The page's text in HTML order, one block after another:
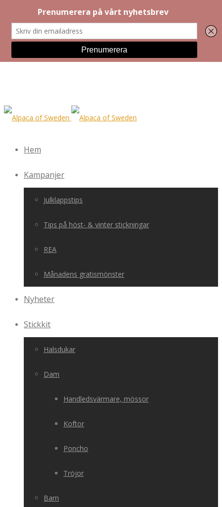
Hem
Kampanjer
Julklappstips
Tips på höst- & vinter stickningar
REA
Månadens gratismönster
Nyheter
Stickkit
Halsdukar
Dam
Handledsvärmare, mössor
Koftor
Poncho
Tröjor
Barn